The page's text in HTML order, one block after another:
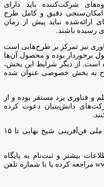
شرکت‌کننده باید دارای
دقیق و کامل طرح
ارائه‌شده نباید پیش از زمان
رسیده باشند.
نیز تمرکز بر طرح‌هایی است
برخوردار بوده و محصول آن‌ها
است. از دیگر شرایط این بخش،
سهام طرح به بخش خصوصی عنوان شده
و فناوری یزد مستقر بوده و از
دانش‌بنیان دعوت کرده
مهلت ثبت‌نام در بیستمین جشنواره ملی فن‌آفرینی شیخ بهایی تا ۱۵
بیشتر و ثبت‌نام به پایگاه
اینترنتی جشنواره به نشانی www.shtf.ir مراجعه کرده یا با شماره تلفن